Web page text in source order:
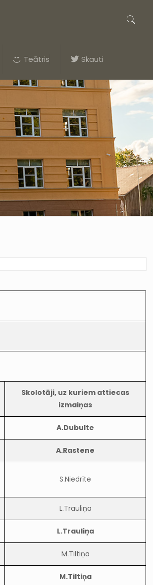
Teātris Skauti
Skolotāji, uz kuriem attiecas
izmaiņas
A.Dubulte
A.Rastene
S.Niedrīte
L.Trauliņa
L.Trauliņa
M.Tiltiņa
M.Tiltiņa